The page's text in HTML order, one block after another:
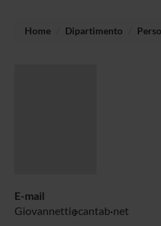
Home Dipartimento
E-mail
Giovannetti
cantab net